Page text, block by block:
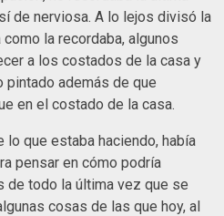
de nerviosa. A lo lejos divisó la
la recordaba, algunos
a los costados de la casa y
además de que
en el costado de la casa.
lo que estaba haciendo, había
pensar en cómo podría
de todo la última vez que se
cosas de las que hoy, al